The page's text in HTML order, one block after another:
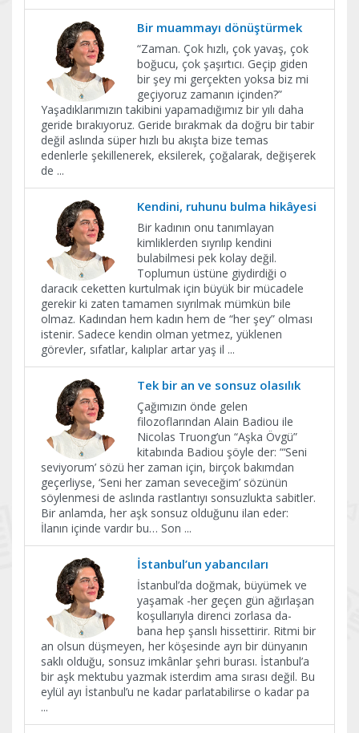
Bir muammayı dönüştürmek
“Zaman. Çok hızlı, çok yavaş, çok
boğucu, çok şaşırtıcı. Geçip giden
bir şey mi gerçekten yoksa biz mi
geçiyoruz zamanın içinden?”
Yaşadıklarımızın takibini yapamadığımız bir yılı daha
geride bırakıyoruz. Geride bırakmak da doğru bir tabir
değil aslında süper hızlı bu akışta bize temas
edenlerle şekillenerek, eksilerek, çoğalarak, değişerek
de ...
Kendini, ruhunu bulma hikâyesi
Bir kadının onu tanımlayan
kimliklerden sıyrılıp kendini
bulabilmesi pek kolay değil.
Toplumun üstüne giydirdiği o
daracık ceketten kurtulmak için büyük bir mücadele
gerekir ki zaten tamamen sıyrılmak mümkün bile
olmaz. Kadından hem kadın hem de “her şey” olması
istenir. Sadece kendin olman yetmez, yüklenen
görevler, sıfatlar, kalıplar artar yaş il ...
Tek bir an ve sonsuz olasılık
Çağımızın önde gelen
filozoflarından Alain Badiou ile
Nicolas Truong’un “Aşka Övgü”
kitabında Badiou şöyle der: “‘Seni
seviyorum’ sözü her zaman için, birçok bakımdan
geçerliyse, ‘Seni her zaman seveceğim’ sözünün
söylenmesi de aslında rastlantıyı sonsuzlukta sabitler.
Bir anlamda, her aşk sonsuz olduğunu ilan eder:
İlanın içinde vardır bu… Son ...
İstanbul’un yabancıları
İstanbul’da doğmak, büyümek ve
yaşamak -her geçen gün ağırlaşan
koşullarıyla direnci zorlasa da-
bana hep şanslı hissettirir. Ritmi bir
an olsun düşmeyen, her köşesinde ayrı bir dünyanın
saklı olduğu, sonsuz imkânlar şehri burası. İstanbul’a
bir aşk mektubu yazmak isterdim ama sırası değil. Bu
eylül ayı İstanbul’u ne kadar parlatabilirse o kadar pa
...